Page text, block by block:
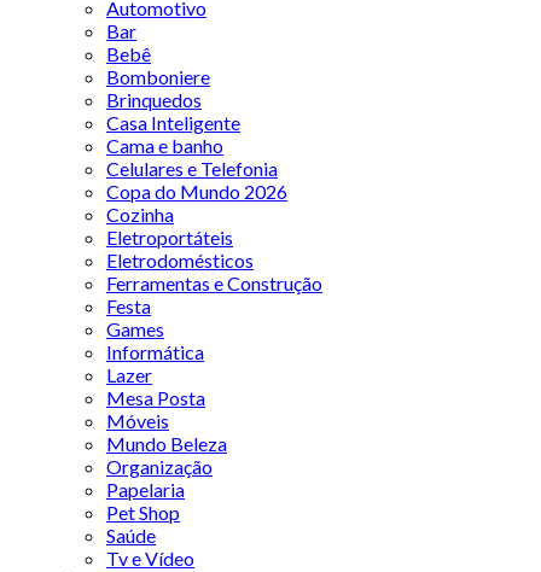
Automotivo
Bar
Bebê
Bomboniere
Brinquedos
Casa Inteligente
Cama e banho
Celulares e Telefonia
Copa do Mundo 2026
Cozinha
Eletroportáteis
Eletrodomésticos
Ferramentas e Construção
Festa
Games
Informática
Lazer
Mesa Posta
Móveis
Mundo Beleza
Organização
Papelaria
Pet Shop
Saúde
Tv e Vídeo